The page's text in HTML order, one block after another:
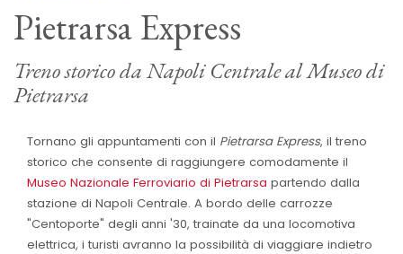
Pietrarsa Express
Treno storico da Napoli Centrale al Museo di
Pietrarsa
Tornano gli appuntamenti con il Pietrarsa Express, il treno
storico che consente di raggiungere comodamente il
Museo Nazionale Ferroviario di Pietrarsa partendo dalla
stazione di Napoli Centrale. A bordo delle carrozze
"Centoporte" degli anni '30, trainate da una locomotiva
elettrica, i turisti avranno la possibilità di viaggiare indietro